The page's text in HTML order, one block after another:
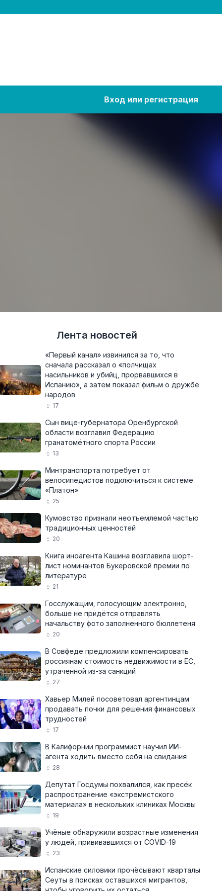
Вход или регистрация
Лента новостей
«Первый канал» извинился за то, что
сначала рассказал о «полчищах
насильников и убийц, прорвавшихся в
Испанию», а затем показал фильм о дружбе
народов
17
Сын вице-губернатора Оренбургской
области возглавил Федерацию
гранатомётного спорта России
13
Минтранспорта потребует от
велосипедистов подключиться к системе
«Платон»
25
Кумовство признали неотъемлемой частью
традиционных ценностей
20
Книга иноагента Кашина возглавила шорт-
лист номинантов Букеровской премии по
литературе
21
Госслужащим, голосующим электронно,
больше не придётся отправлять
начальству фото заполненного бюллетеня
20
В Совфеде предложили компенсировать
россиянам стоимость недвижимости в ЕС,
утраченной из-за санкций
27
Хавьер Милей посоветовал аргентинцам
продавать почки для решения финансовых
трудностей
17
В Калифорнии программист научил ИИ-
агента ходить вместо себя на свидания
28
Депутат Госдумы похвалился, как пресёк
распространение «экстремистского
материала» в нескольких клиниках Москвы
19
Учёные обнаружили возрастные изменения
у людей, прививавшихся от COVID-19
23
Испанские силовики прочёсывают кварталы
Сеуты в поисках оставшихся мигрантов,